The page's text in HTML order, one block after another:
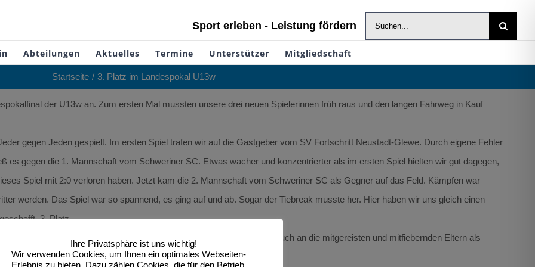
Sport erleben - Leistung fördern
Suche
nach:
Abteilungen Aktuelles Termine Unterstützer Mitgliedschaft
Startseite 3. Platz im Landespokal U13w
der U13w an. Zum ersten Mal mussten unsere drei neuen Spielerinnen früh raus und den langen Fahrweg in Kauf
gegen Jeden gespielt. Im ersten Spiel trafen wir auf die Gastgeber vom SV Fortschritt Neustadt-Glewe. Durch eigene Fehler
es gegen die 1. Mannschaft vom Schweriner SC. Etwas wacher und konzentrierter als im ersten Spiel hielten wir gut dagegen,
Spiel mit 2:0 verloren haben. Jetzt kam die 2. Mannschaft vom Schweriner SC als Gegner auf das Feld. Kämpfen war
werden. Das Spiel war so spannend, es ging auf und ab. Sogar der Tiebreak musste her. Hier haben wir uns gleich einen
3. Platz.
und Enni, die erst seit einigen Wochen Volleyball spielen. Danke auch an die mitgereisten und mitfiebernden Eltern als
Ihre Privatsphäre ist uns wichtig!
Wir verwenden Cookies, um Ihnen ein optimales Webseiten-
Erlebnis zu bieten. Dazu zählen Cookies, die für den Betrieb